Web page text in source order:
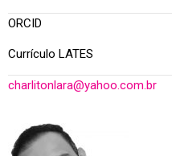
ORCID
Currículo LATES
charlitonlara@yahoo.com.br